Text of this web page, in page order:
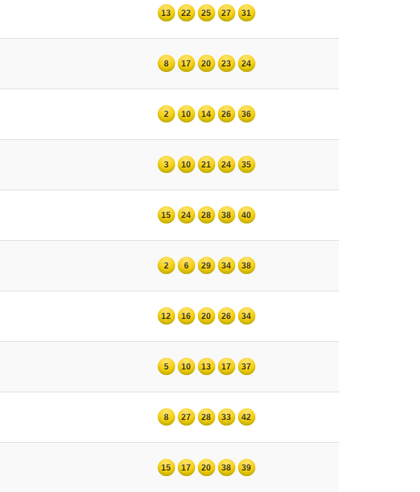
13 22 25 27 31
8 17 20 23 24
2 10 14 26 36
3 10 21 24 35
15 24 28 38 40
2 6 29 34 38
12 16 20 26 34
5 10 13 17 37
8 27 28 33 42
15 17 20 38 39